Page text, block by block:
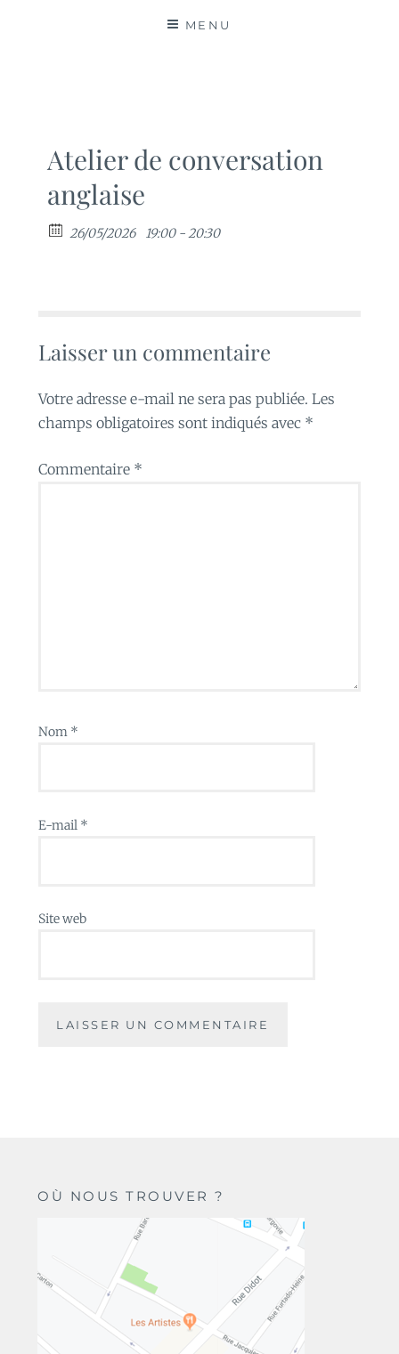
MENU
Atelier de conversation
anglaise
26/05/2026 19:00 - 20:30
Laisser un commentaire
Votre adresse e-mail ne sera pas publiée. Les
champs obligatoires sont indiqués avec *
Commentaire *
Nom *
E-mail *
Site web
OÙ NOUS TROUVER ?